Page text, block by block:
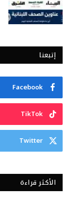
إتبعنا
Facebook
TikTok
Twitter
الأكثر قراءة